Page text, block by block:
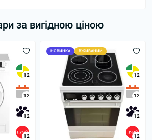
за вигідною ціною
12
12
12
12
НОВИНКА ВЖИВАНИЙ
12
12
12
12